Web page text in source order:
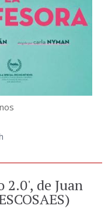
2.0', de Juan